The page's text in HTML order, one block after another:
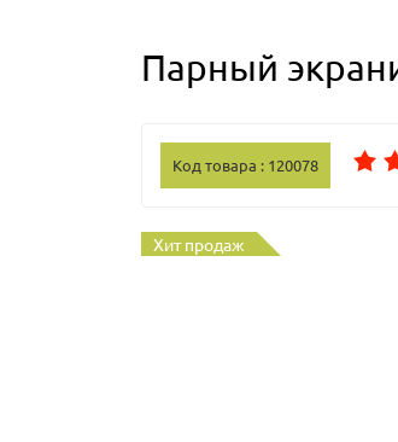
Парный
Код товара : 120078
Хит продаж